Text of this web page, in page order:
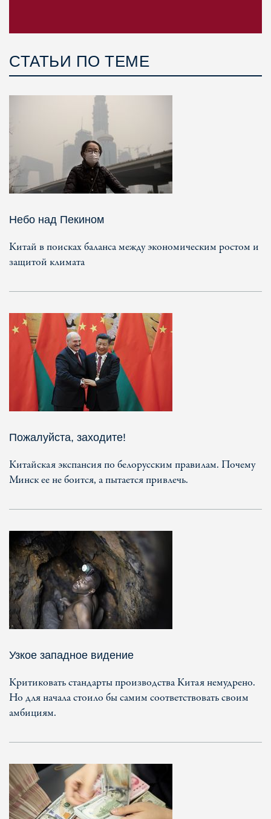
СТАТЬИ ПО ТЕМЕ
Небо над Пекином
Китай в поисках баланса между экономическим ростом и
защитой климата
Пожалуйста, заходите!
Китайская экспансия по белорусским правилам. Почему
Минск ее не боится, а пытается привлечь.
Узкое западное видение
Критиковать стандарты производства Китая немудрено.
Но для начала стоило бы самим соответствовать своим
амбициям.